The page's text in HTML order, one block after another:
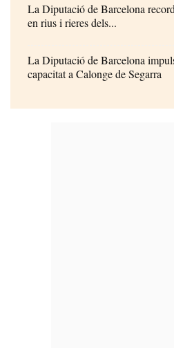
La Diputació de Barcelona
en rius i rieres dels...
La Diputació de Barcelona
capacitat a Calonge de Segarra